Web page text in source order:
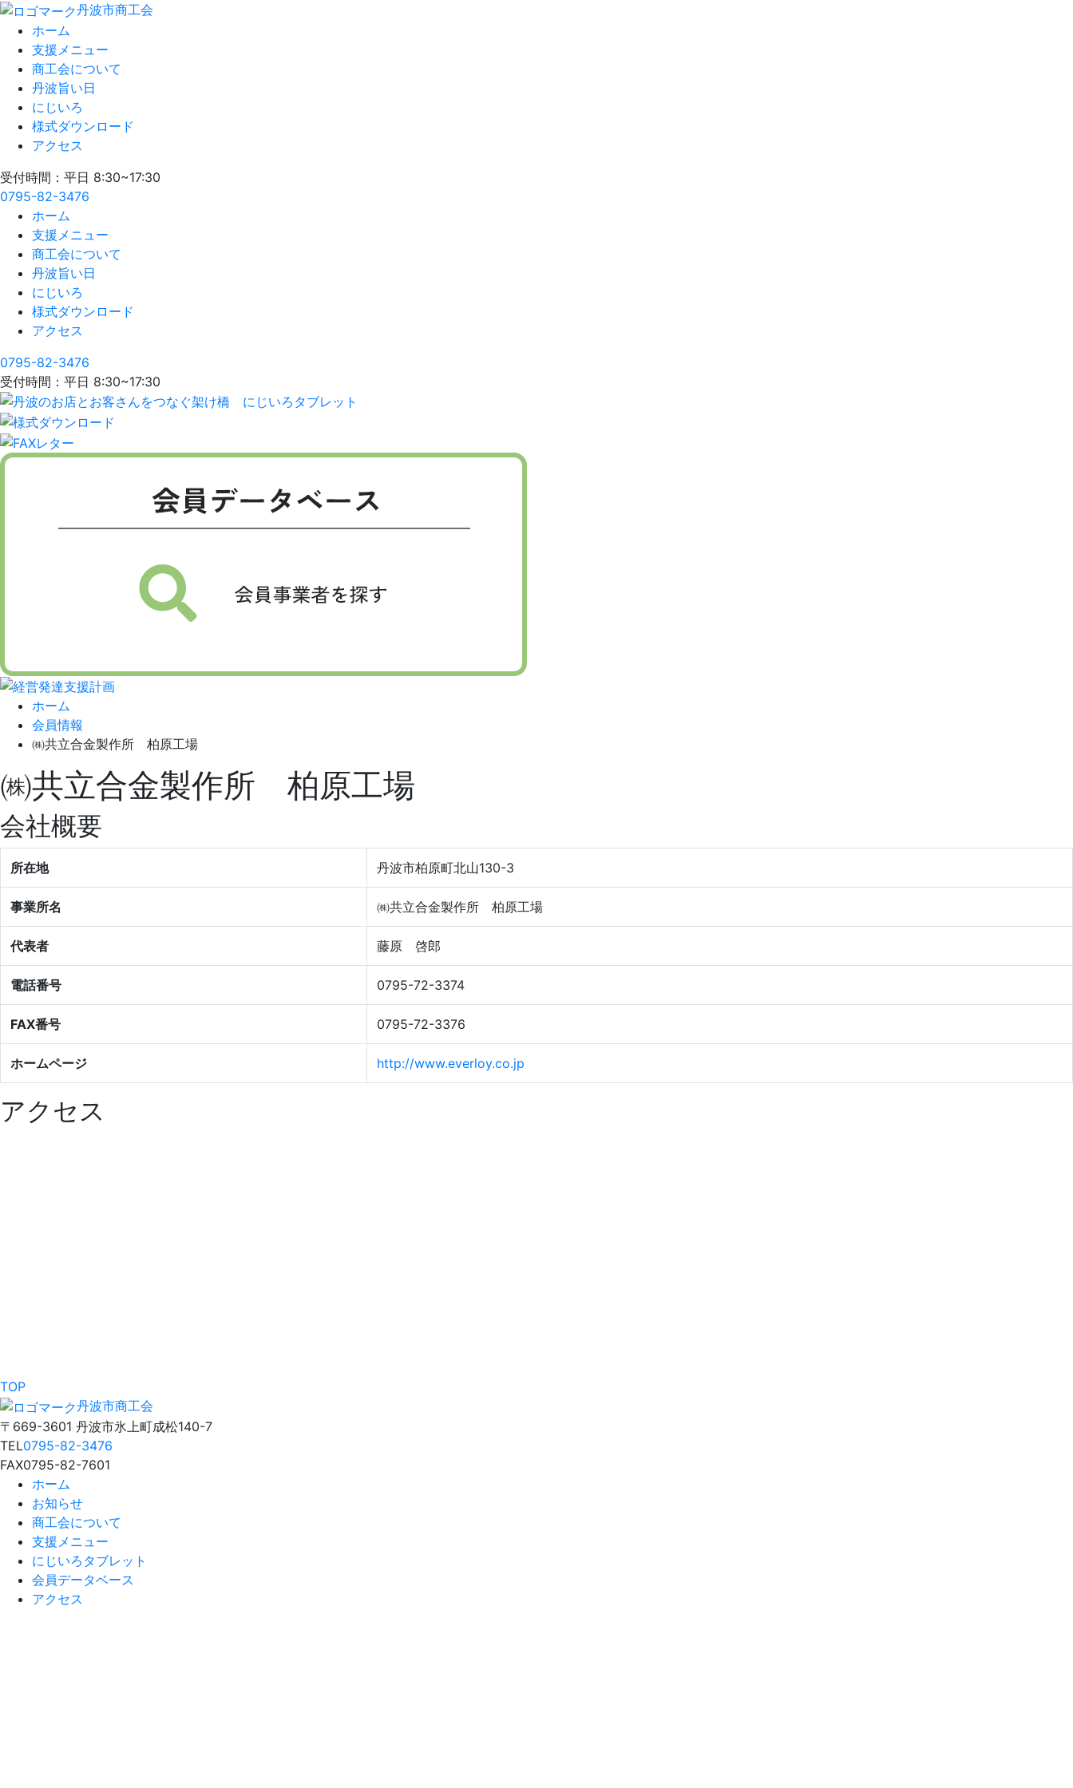
丹波市商工会
ホーム
支援メニュー
商工会について
丹波旨い日
にじいろ
様式ダウンロード
アクセス
受付時間：平日 8:30~17:30
0795-82-3476
ホーム
支援メニュー
商工会について
丹波旨い日
にじいろ
様式ダウンロード
アクセス
0795-82-3476
受付時間：平日 8:30~17:30
ホーム
会員情報
㈱共立合金製作所 柏原工場
㈱共立合金製作所 柏原工場
会社概要
所在地 丹波市柏原町北山130-3
事業所名 ㈱共立合金製作所 柏原工場
代表者 藤原 啓郎
電話番号 0795-72-3374
FAX番号 0795-72-3376
ホームページ http://www.everloy.co.jp
アクセス
TOP
丹波市商工会
〒669-3601 丹波市氷上町成松140-7
TEL0795-82-3476
FAX0795-82-7601
ホーム
お知らせ
商工会について
支援メニュー
にじいろタブレット
会員データベース
アクセス